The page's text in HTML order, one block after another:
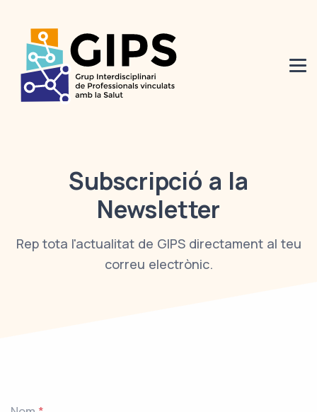
Subscripció a la
Newsletter
Rep tota l'actualitat de GIPS directament al teu
correu electrònic.